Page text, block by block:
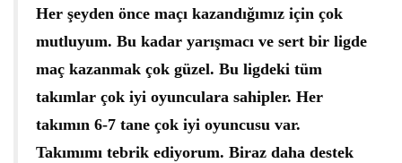
Her şeyden önce maçı kazandığımız için çok
mutluyum. Bu kadar yarışmacı ve sert bir ligde
maç kazanmak çok güzel. Bu ligdeki tüm
takımlar çok iyi oyunculara sahipler. Her
takımın 6-7 tane çok iyi oyuncusu var.
Takımımı tebrik ediyorum. Biraz daha destek